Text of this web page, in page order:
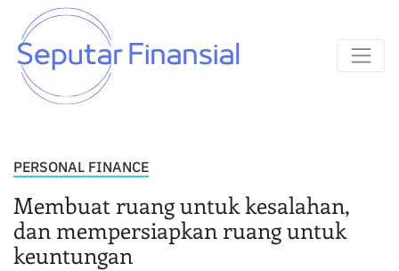
PERSONAL FINANCE
Membuat ruang untuk kesalahan,
dan mempersiapkan ruang untuk
keuntungan